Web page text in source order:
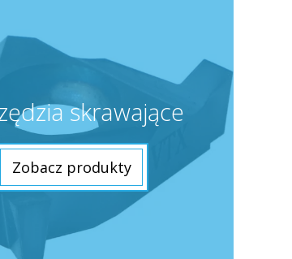
skrawające
Zobacz produkty